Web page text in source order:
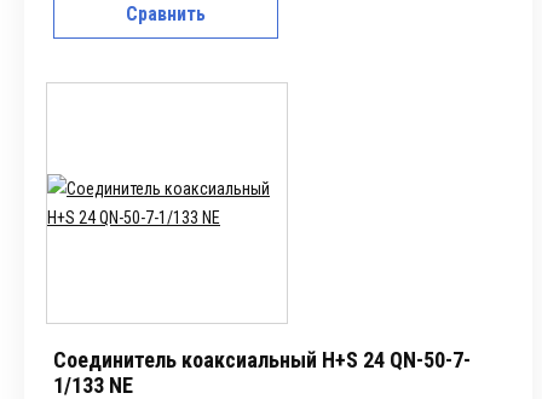
Сравнить
Соединитель коаксиальный H+S 24 QN-50-7-
1/133 NE